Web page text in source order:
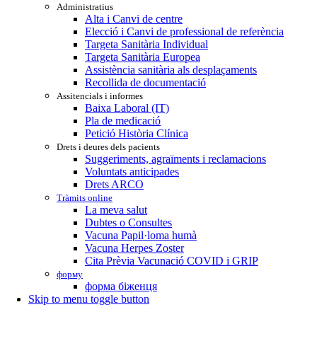
Administratius
Alta i Canvi de centre
Elecció i Canvi de professional de referència
Targeta Sanitària Individual
Targeta Sanitària Europea
Assistència sanitària als desplaçaments
Recollida de documentació
Assitencials i informes
Baixa Laboral (IT)
Pla de medicació
Petició Història Clínica
Drets i deures dels pacients
Suggeriments, agraïments i reclamacions
Voluntats anticipades
Drets ARCO
Tràmits online
La meva salut
Dubtes o Consultes
Vacuna Papil·loma humà
Vacuna Herpes Zoster
Cita Prèvia Vacunació COVID i GRIP
форму
форма біженця
Skip to menu toggle button